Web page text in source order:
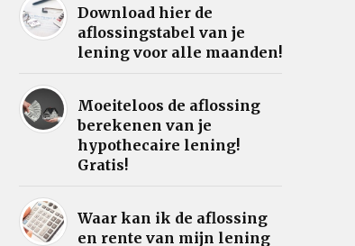
Download hier de
aflossingstabel van je
lening voor alle maanden!
Moeiteloos de aflossing
berekenen van je
hypothecaire lening!
Gratis!
Waar kan ik de aflossing
en rente van mijn lening